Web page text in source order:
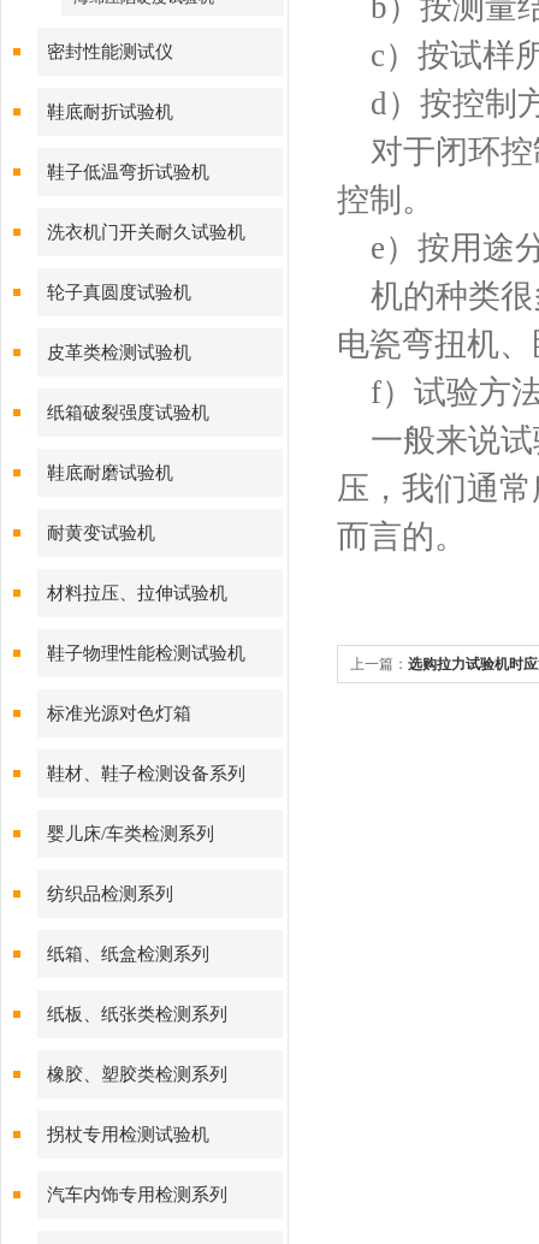
密封性能测试仪
鞋底耐折试验机
鞋子低温弯折试验机
洗衣机门开关耐久试验机
轮子真圆度试验机
皮革类检测试验机
纸箱破裂强度试验机
鞋底耐磨试验机
耐黄变试验机
材料拉压、拉伸试验机
鞋子物理性能检测试验机
标准光源对色灯箱
鞋材、鞋子检测设备系列
婴儿床/车类检测系列
纺织品检测系列
纸箱、纸盒检测系列
纸板、纸张类检测系列
橡胶、塑胶类检测系列
拐杖专用检测试验机
汽车内饰专用检测系列
b）按测量
c）按试样
d）按控制
对于闭环控
控制。
e）按用途
机的种类很
电瓷弯扭机
f）试验方
一般来说试
压，我们通
而言的。
上一篇： 选购拉力试验机时